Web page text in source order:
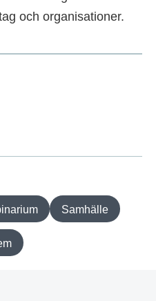
och organisationer.
Samhälle